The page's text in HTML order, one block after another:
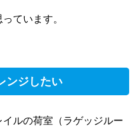
ています。
ンジしたい
ルの荷室（ラゲッジルー